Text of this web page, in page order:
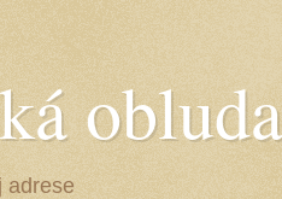
obluda
adrese